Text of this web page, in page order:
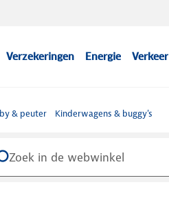
Verzekeringen Energie Verkeer
& peuter Kinderwagens & buggy's